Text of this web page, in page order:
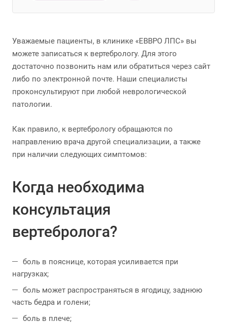
Уважаемые пациенты, в клинике «ЕВВРО ЛПС» вы
можете записаться к вертебрологу. Для этого
достаточно позвонить нам или обратиться через сайт
либо по электронной почте. Наши специалисты
проконсультируют при любой неврологической
патологии.
Как правило, к вертебрологу обращаются по
направлению врача другой специализации, а также
при наличии следующих симптомов:
Когда необходима
консультация
вертебролога?
боль в пояснице, которая усиливается при
нагрузках;
боль может распространяться в ягодицу, заднюю
часть бедра и голени;
боль в плече;